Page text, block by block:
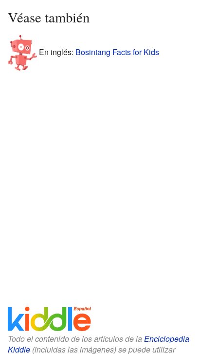
Véase también
En inglés: Bosintang Facts for Kids
Todo el contenido de los artículos de la Enciclopedia
Kiddle (incluidas las imágenes) se puede utilizar